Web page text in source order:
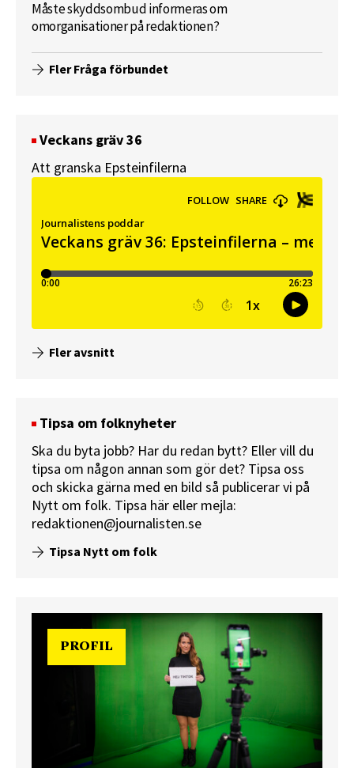
Måste skyddsombud informeras om
omorganisationer på redaktionen?
Fler Fråga förbundet
Veckans gräv 36
Att granska Epsteinfilerna
Fler avsnitt
Tipsa om folknyheter
Ska du byta jobb? Har du redan bytt? Eller vill du
tipsa om någon annan som gör det? Tipsa oss
och skicka gärna med en bild så publicerar vi på
Nytt om folk. Tipsa här eller mejla:
redaktionen@journalisten.se
Tipsa Nytt om folk
PROFIL